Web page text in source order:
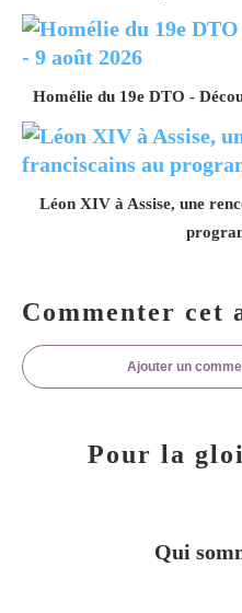
Homélie du 19e DTO -
Léon XIV à Assise, une
Commenter cet
Ajouter un
Pour la
Qui